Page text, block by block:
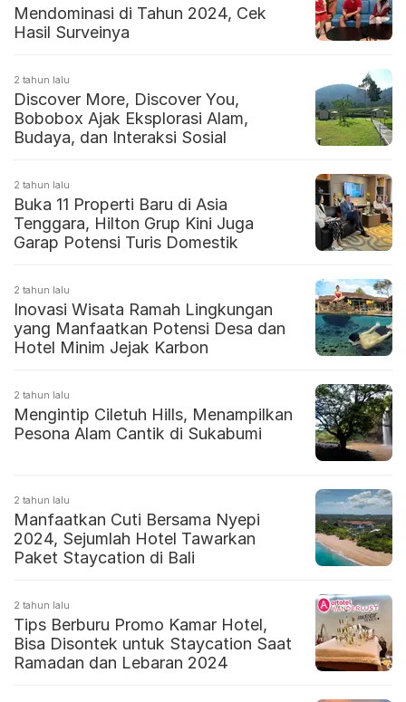
Mendominasi di Tahun 2024, Cek
Hasil Surveinya
2 tahun lalu
Discover More, Discover You,
Bobobox Ajak Eksplorasi Alam,
Budaya, dan Interaksi Sosial
2 tahun lalu
Buka 11 Properti Baru di Asia
Tenggara, Hilton Grup Kini Juga
Garap Potensi Turis Domestik
2 tahun lalu
Inovasi Wisata Ramah Lingkungan
yang Manfaatkan Potensi Desa dan
Hotel Minim Jejak Karbon
2 tahun lalu
Mengintip Ciletuh Hills, Menampilkan
Pesona Alam Cantik di Sukabumi
2 tahun lalu
Manfaatkan Cuti Bersama Nyepi
2024, Sejumlah Hotel Tawarkan
Paket Staycation di Bali
2 tahun lalu
Tips Berburu Promo Kamar Hotel,
Bisa Disontek untuk Staycation Saat
Ramadan dan Lebaran 2024